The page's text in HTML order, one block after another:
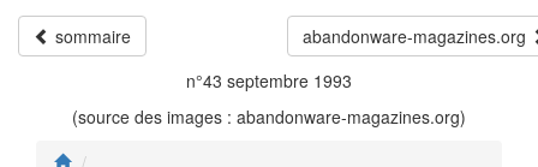
sommaire
abandonware-magazines.org
n°43 septembre 1993
(source des images : abandonware-magazines.org)